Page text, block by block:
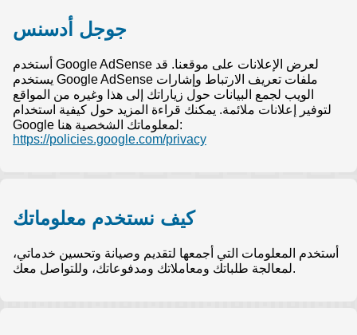
جوجل أدسنس
أستخدم Google AdSense لعرض الإعلانات على موقعنا. قد
يستخدم Google AdSense ملفات تعريف الارتباط وإشارات
الويب لجمع البيانات حول زياراتك إلى هذا وغيره من المواقع
لتوفير إعلانات ملائمة. يمكنك قراءة المزيد حول كيفية استخدام
Google لمعلوماتك الشخصية هنا:
https://policies.google.com/privacy
كيف نستخدم معلوماتك
أستخدم المعلومات التي أجمعها لتقديم وصيانة وتحسين خدماتي،
لمعالجة طلباتك ومعاملاتك ومدفوعاتك، وللتواصل معك.